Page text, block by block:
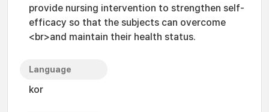
provide nursing intervention to strengthen self-
efficacy so that the subjects can overcome
<br>and maintain their health status.
Language
kor